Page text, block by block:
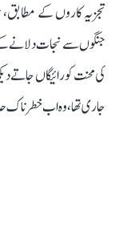
تجزیہ کاروں کے مطابق،
جنگوں سے نجات دلانے کے
کی محنت کو رائیگاں جاتے
جاری تھا، وہ اب